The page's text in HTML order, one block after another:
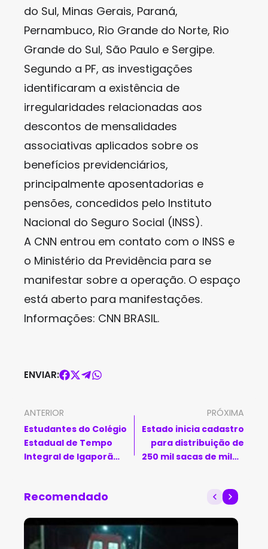
do Sul, Minas Gerais, Paraná,
Pernambuco, Rio Grande do Norte, Rio
Grande do Sul, São Paulo e Sergipe.
Segundo a PF, as investigações
identificaram a existência de
irregularidades relacionadas aos
descontos de mensalidades
associativas aplicados sobre os
benefícios previdenciários,
principalmente aposentadorias e
pensões, concedidos pelo Instituto
Nacional do Seguro Social (INSS).
A CNN entrou em contato com o INSS e
o Ministério da Previdência para se
manifestar sobre a operação. O espaço
está aberto para manifestações.
Informações: CNN BRASIL.
ENVIAR:
ANTERIOR
Estudantes do Colégio
Estadual de Tempo
Integral de Igaporã
Mais Bahia
PRÓXIMA
Estado inicia cadastro
para distribuição de
250 mil sacas de milho
afetados pela seca
Recomendado